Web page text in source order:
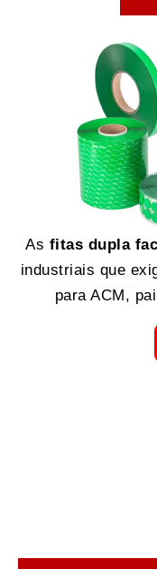
As fitas dupla
industriais que
para ACM,